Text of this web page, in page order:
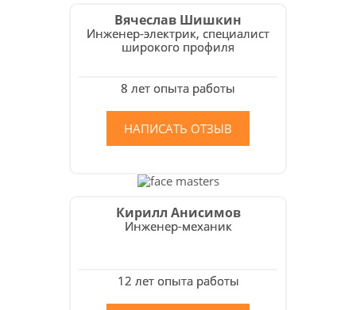
Вячеслав Шишкин
Инженер-электрик, специалист
широкого профиля
8 лет опыта работы
НАПИСАТЬ ОТЗЫВ
Кирилл Анисимов
Инженер-механик
12 лет опыта работы